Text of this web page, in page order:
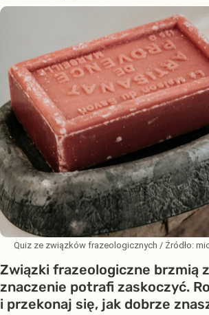
Quiz ze związków frazeologicznych / Źródło:
Związki frazeologiczne brzmią
znaczenie potrafi zaskoczyć.
i przekonaj się, jak dobrze